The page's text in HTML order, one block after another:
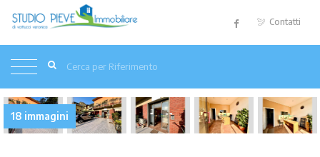
Contatti
18 immagini